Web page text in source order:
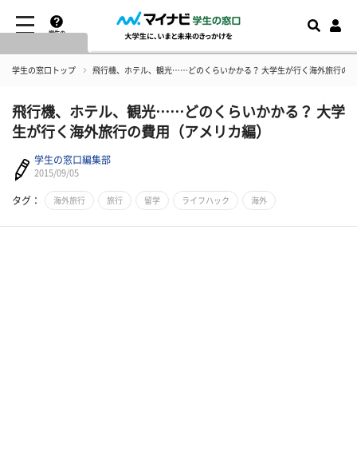
学生の
学生の窓口トップ 飛行機、ホテル、観光……どのくらいかかる？ 大学生が行く海外旅行の
飛行機、ホテル、観光……どのくらいかかる？ 大学
生が行く海外旅行の費用（アメリカ編）
学生の窓口編集部
2015/09/05
タグ： 海外旅行 旅行 留学 ライフハック 海外